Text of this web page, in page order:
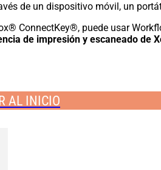
de un dispositivo móvil, un
ConnectKey®, puede usar
de impresión y escaneado de
AL INICIO